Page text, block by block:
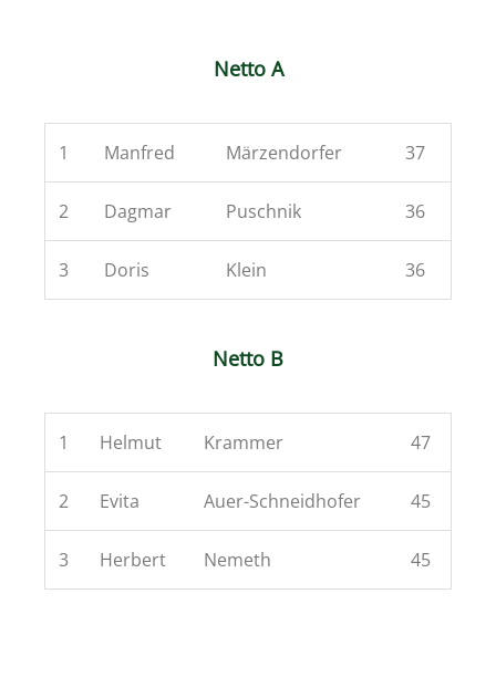
Netto A
1 Manfred Märzendorfer 37
2 Dagmar Puschnik 36
3 Doris Klein 36
Netto B
1 Helmut Krammer 47
2 Evita Auer-Schneidhofer 45
3 Herbert Nemeth 45